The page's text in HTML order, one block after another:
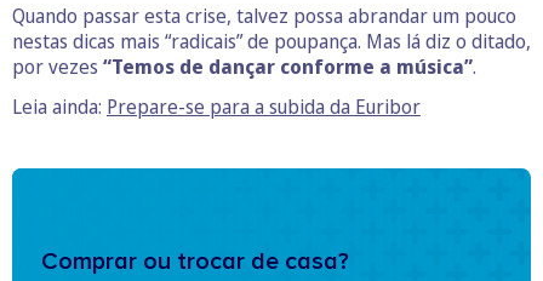
Quando passar esta crise, talvez possa abrandar um pouco
nestas dicas mais “radicais” de poupança. Mas lá diz o ditado,
por vezes “Temos de dançar conforme a música”.
Leia ainda: Prepare-se para a subida da Euribor
Comprar ou trocar de casa?